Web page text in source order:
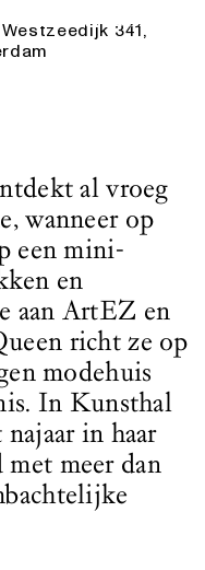
homepage
Maart 2026
341,
al vroeg
wanneer op
een mini-
en
aan ArtEZ en
richt ze op
modehuis
In Kunsthal
in haar
met meer dan